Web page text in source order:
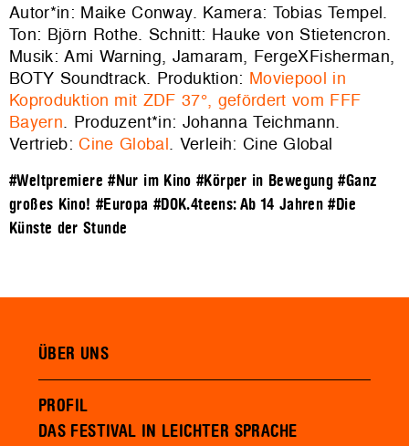
Autor*in: Maike Conway. Kamera: Tobias Tempel.
Ton: Björn Rothe. Schnitt: Hauke von Stietencron.
Musik: Ami Warning, Jamaram, FergeXFisherman,
BOTY Soundtrack. Produktion: Moviepool in
Koproduktion mit ZDF 37°, gefördert vom FFF
Bayern. Produzent*in: Johanna Teichmann.
Vertrieb:Cine Global. Verleih: Cine Global
#Weltpremiere #Nur im Kino #Körper in Bewegung #Ganz
großes Kino! #Europa #DOK.4teens: Ab 14 Jahren #Die
Künste der Stunde
ÜBER UNS
PROFIL
DAS FESTIVAL IN LEICHTER SPRACHE